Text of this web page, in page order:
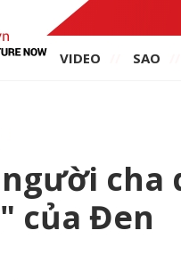
VIDEO SAO
cha
của Đen